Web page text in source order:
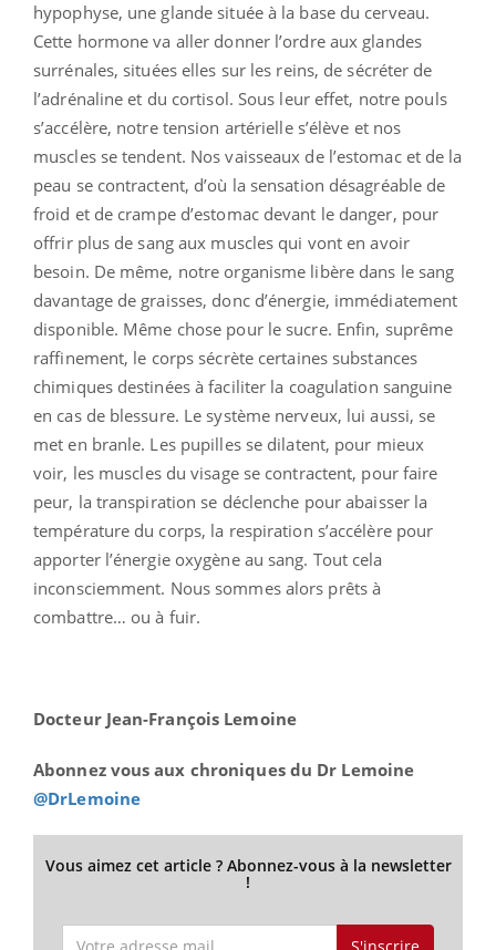
hypophyse, une glande située à la base du cerveau.
Cette hormone va aller donner l’ordre aux glandes
surrénales, situées elles sur les reins, de sécréter de
l’adrénaline et du cortisol. Sous leur effet, notre pouls
s’accélère, notre tension artérielle s’élève et nos
muscles se tendent. Nos vaisseaux de l’estomac et de la
peau se contractent, d’où la sensation désagréable de
froid et de crampe d’estomac devant le danger, pour
offrir plus de sang aux muscles qui vont en avoir
besoin. De même, notre organisme libère dans le sang
davantage de graisses, donc d’énergie, immédiatement
disponible. Même chose pour le sucre. Enfin, suprême
raffinement, le corps sécrète certaines substances
chimiques destinées à faciliter la coagulation sanguine
en cas de blessure. Le système nerveux, lui aussi, se
met en branle. Les pupilles se dilatent, pour mieux
voir, les muscles du visage se contractent, pour faire
peur, la transpiration se déclenche pour abaisser la
température du corps, la respiration s’accélère pour
apporter l’énergie oxygène au sang. Tout cela
inconsciemment. Nous sommes alors prêts à
combattre… ou à fuir.
Docteur Jean-François Lemoine
Abonnez vous aux chroniques du Dr Lemoine
@DrLemoine
Vous aimez cet article ? Abonnez-vous à la newsletter
!